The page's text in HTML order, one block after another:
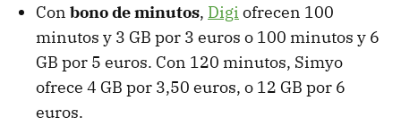
Con bono de minutos, Digi ofrecen 100
minutos y 3 GB por 3 euros o 100 minutos y 6
GB por 5 euros. Con 120 minutos, Simyo
ofrece 4 GB por 3,50 euros, o 12 GB por 6
euros.